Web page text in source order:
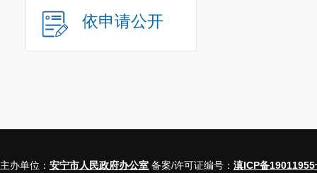
依申请公开
主办单位： 安宁市人民政府办公室 备案/许可证编号： 滇ICP备